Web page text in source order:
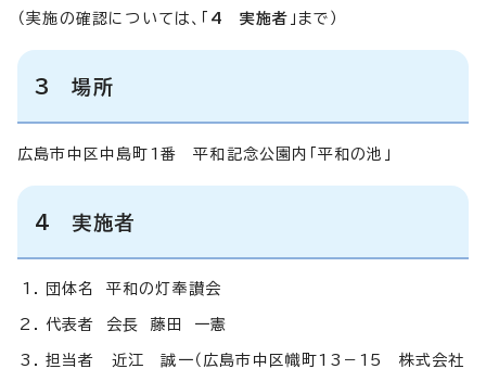
（実施の確認については、「 4 実施者 」まで）
3 場所
広島市中区中島町1番 平和記念公園内「平和の池」
4 実施者
団体名 平和の灯奉讃会
代表者 会長 藤田 一憲
担当者 近江 誠一（広島市中区幟町13－15 株式会社